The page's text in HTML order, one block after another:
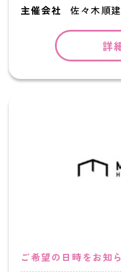
主催会社 佐々木順
詳
ご希望の日時をお知